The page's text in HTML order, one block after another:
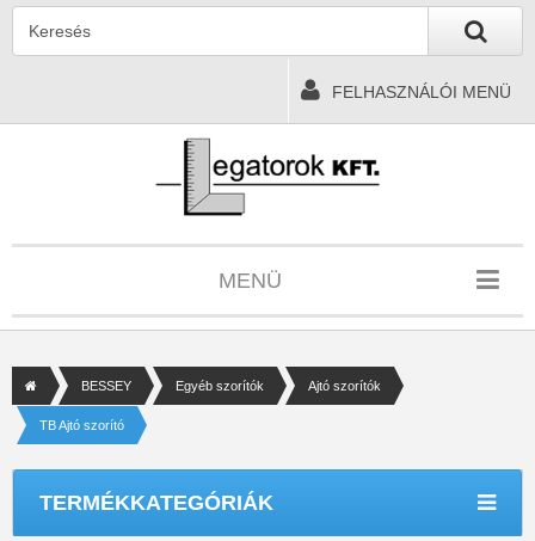
FELHASZNÁLÓI MENÜ
MENÜ
BESSEY Egyéb szorítók Ajtó szorítók
TB Ajtó szorító
TERMÉKKATEGÓRIÁK